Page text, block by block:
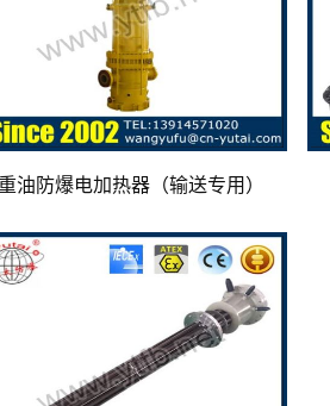
油防爆电加热器（输送专用）